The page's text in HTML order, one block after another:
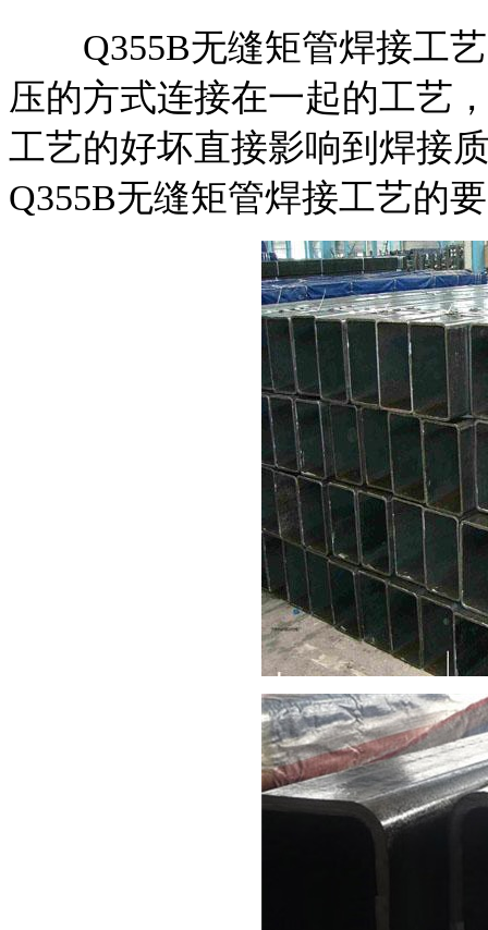
Q355B无缝矩管焊接工艺
压的方式连接在一起的工艺
工艺的好坏直接影响到焊接
Q355B无缝矩管焊接工艺的